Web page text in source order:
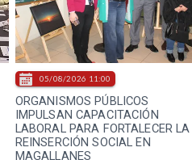
ORGANISMOS PÚBLICOS
IMPULSAN CAPACITACIÓN
LABORAL PARA FORTALECER LA
REINSERCIÓN SOCIAL EN
MAGALLANES
05/08/2026 11:00